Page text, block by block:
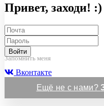
Привет, заходи! :)
Войти
Запомнить меня
Вконтакте
Ещё не с нами?